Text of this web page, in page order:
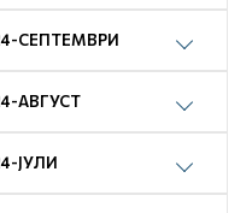
СЕПТЕМВРИ
АВГУСТ
ЈУЛИ